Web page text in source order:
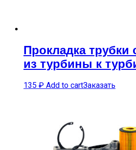
Прокладка трубки
из турбины к
135 ₽ Add to cartЗаказать